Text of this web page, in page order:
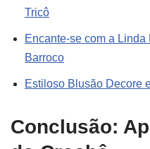
Tricô
Encante-se com a
Barroco
Estiloso Blusão Decore
Conclusão: